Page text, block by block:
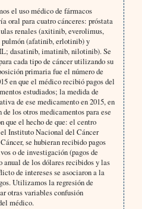
el uso médico de fármacos
oral para cuatro cánceres: próstata
renales (axitinib, everolimus,
pulmón (afatinib, erlotinib) y
dasatinib, imatinib, nilotinib). Se
cada tipo de cáncer utilizando su
primaria fue el número de
en que el médico recibió pagos del
estudiados; la medida de
de ese medicamento en 2015, en
los otros medicamentos para ese
que el hecho de que: el centro
Instituto Nacional del Cáncer
se hubieran recibido pagos
o de investigación (pagos de
de los dólares recibidos y las
de intereses se asociaron a la
Utilizamos la regresión de
otras variables confusión
médico.